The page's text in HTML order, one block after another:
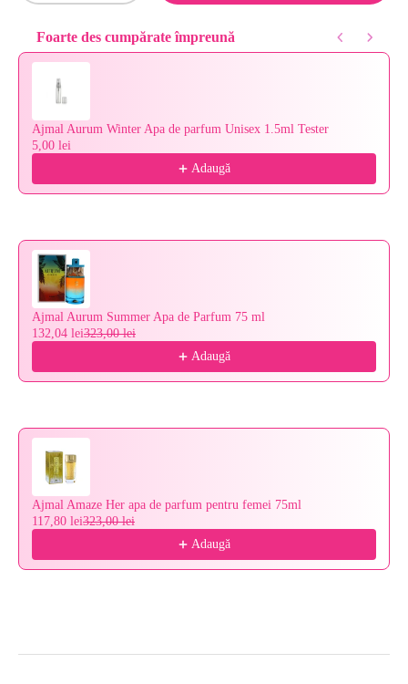
Foarte des cumpărate împreună
Use the Previous and Next buttons to navigate through product
Ajmal Aurum Winter Apa de parfum Unisex 1.5ml Tester
5,00 lei
Adaugă
Ajmal Aurum Summer Apa de Parfum 75 ml
132,04 lei323,00 lei
Adaugă
Ajmal Amaze Her apa de parfum pentru femei 75ml
117,80 lei323,00 lei
Adaugă